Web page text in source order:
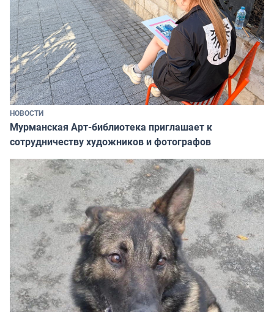
НОВОСТИ
Мурманская Арт-библиотека приглашает к
сотрудничеству художников и фотографов